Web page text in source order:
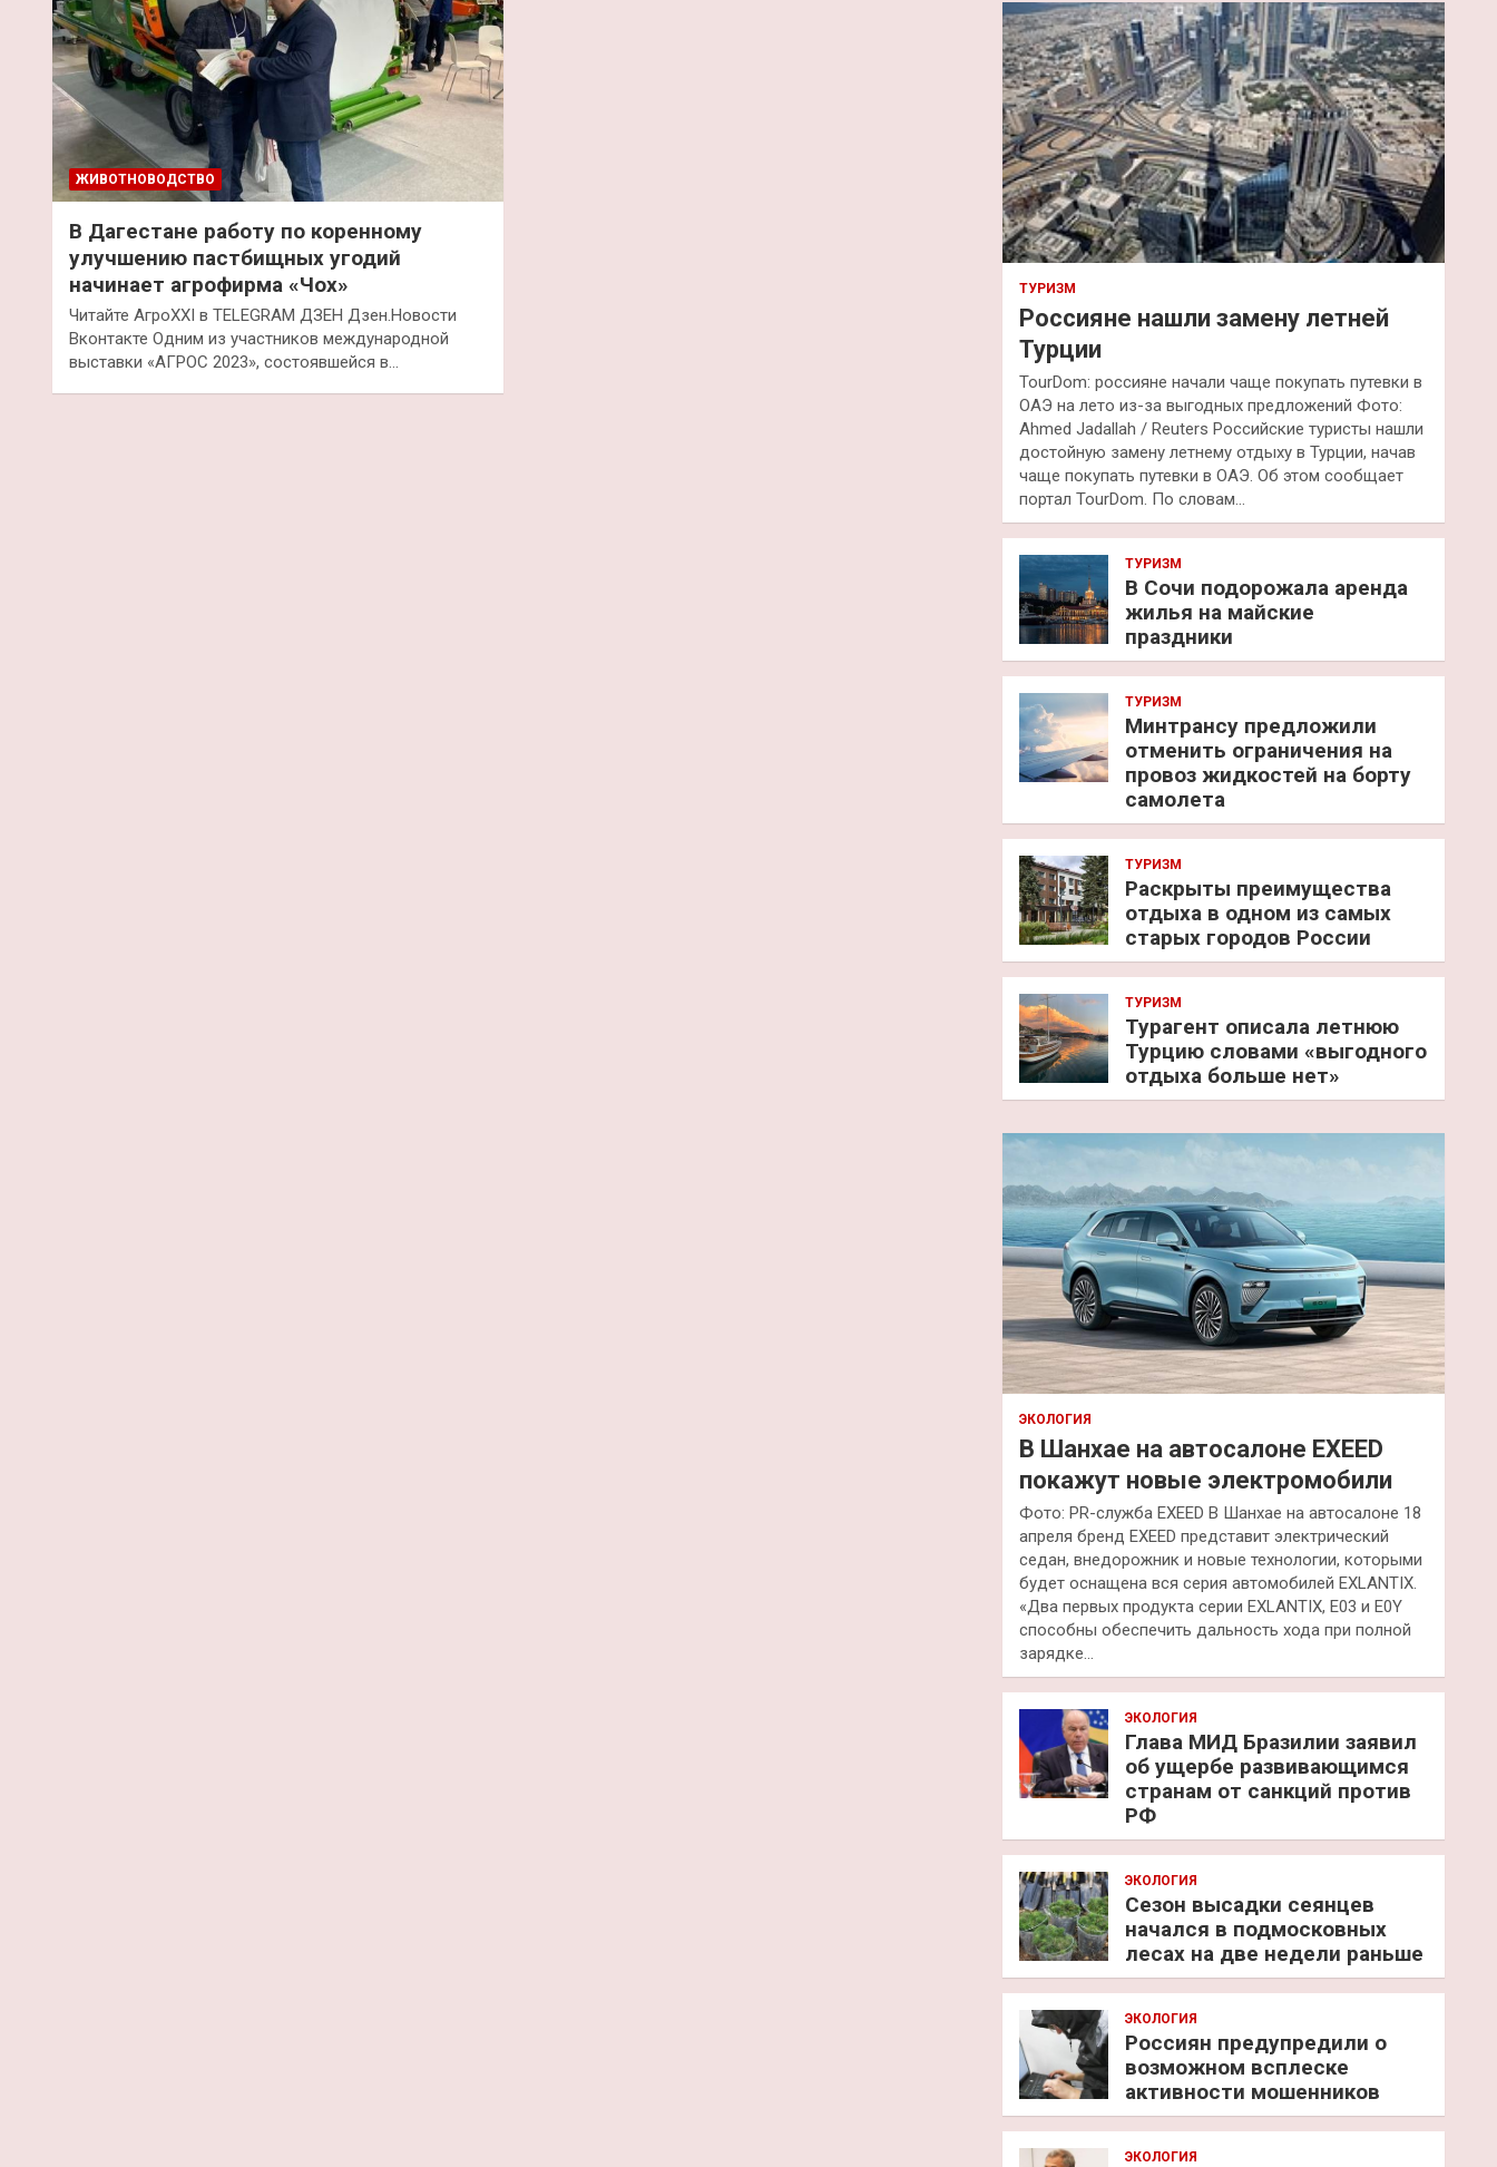
ЖИВОТНОВОДСТВО
В Дагестане работу по коренному
улучшению пастбищных угодий
начинает агрофирма «Чох»
Читайте АгроXXI в TELEGRAM ДЗЕН Дзен.Новости
Вконтакте Одним из участников международной
выставки «АГРОС 2023», состоявшейся в…
к
ТУРИЗМ
Россияне нашли замену летней
Турции
TourDom: россияне начали чаще покупать путевки в
ОАЭ на лето из-за выгодных предложений Фото:
Ahmed Jadallah / Reuters Российские туристы нашли
достойную замену летнему отдыху в Турции, начав
чаще покупать путевки в ОАЭ. Об этом сообщает
портал TourDom. По словам…
ТУРИЗМ
В Сочи подорожала аренда
жилья на майские
праздники
ТУРИЗМ
Минтрансу предложили
отменить ограничения на
провоз жидкостей на борту
самолета
ТУРИЗМ
Раскрыты преимущества
отдыха в одном из самых
старых городов России
ТУРИЗМ
Турагент описала летнюю
Турцию словами «выгодного
отдыха больше нет»
ЭКОЛОГИЯ
В Шанхае на автосалоне EXEED
покажут новые электромобили
Фото: PR-служба EXEED В Шанхае на автосалоне 18
апреля бренд EXEED представит электрический
седан, внедорожник и новые технологии, которыми
будет оснащена вся серия автомобилей EXLANTIX.
«Два первых продукта серии EXLANTIX, E03 и E0Y
способны обеспечить дальность хода при полной
зарядке…
ЭКОЛОГИЯ
Глава МИД Бразилии заявил
об ущербе развивающимся
странам от санкций против
РФ
ЭКОЛОГИЯ
Сезон высадки сеянцев
начался в подмосковных
лесах на две недели раньше
ЭКОЛОГИЯ
Россиян предупредили о
возможном всплеске
активности мошенников
ЭКОЛОГИЯ